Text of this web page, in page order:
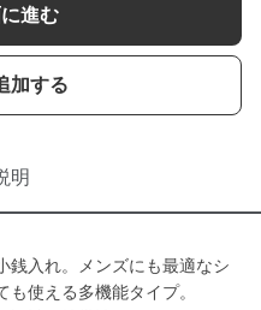
進む
加する
明
銭入れ。メンズにも最適なシ
使える多機能タイプ。